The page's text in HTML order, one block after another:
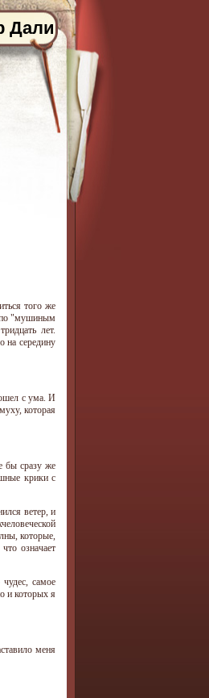
Дали
того же
по "мушиным
лет.
на середину
с ума. И
которая
бы сразу же
крики с
ветер, и
которые,
означает
самое
и которых я
меня